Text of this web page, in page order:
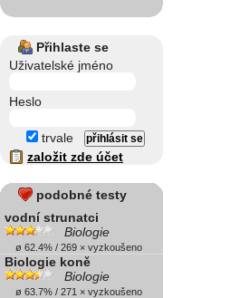
Přihlaste se
Uživatelské jméno
Heslo
trvale
založit zde účet
podobné testy
vodní strunatci
Biologie
ø 62.4% / 269 × vyzkoušeno
Biologie koně
Biologie
ø 63.7% / 271 × vyzkoušeno